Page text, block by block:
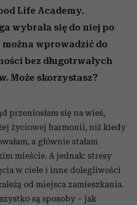
Life Academy.
wybrała się do niej po
wprowadzić do
bez długotrwałych
Może skorzystasz?
przeniosłam się na wieś,
życiowej harmonii, niż kiedy
a głównie stałam
mieście. A jednak: stresy
w ciele i inne dolegliwości
od miejsca zamieszkania.
są sposoby – jak